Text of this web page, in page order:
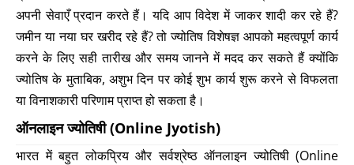
अपनी सेवाएँ प्रदान करते हैं। यदि आप विदेश में जाकर शादी कर रहे हैं?
जमीन या नया घर खरीद रहे हैं? तो ज्योतिष विशेषज्ञ आपको महत्वपूर्ण कार्य
करने के लिए सही तारीख और समय जानने में मदद कर सकते हैं क्योंकि
ज्योतिष के मुताबिक, अशुभ दिन पर कोई शुभ कार्य शुरू करने से विफलता
या विनाशकारी परिणाम प्राप्त हो सकता है।
ऑनलाइन ज्योतिषी (Online Jyotish)
भारत में बहुत लोकप्रिय और सर्वश्रेष्ठ ऑनलाइन ज्योतिषी (Online